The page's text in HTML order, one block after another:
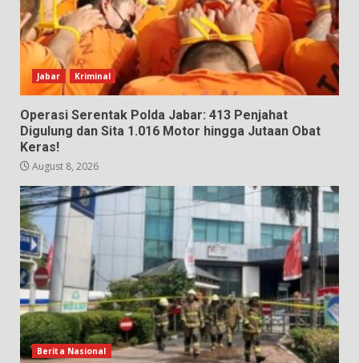
Jabar Kriminal
Operasi Serentak Polda Jabar: 413 Penjahat
Digulung dan Sita 1.016 Motor hingga Jutaan Obat
Keras!
August 8, 2026
Berita Nasional